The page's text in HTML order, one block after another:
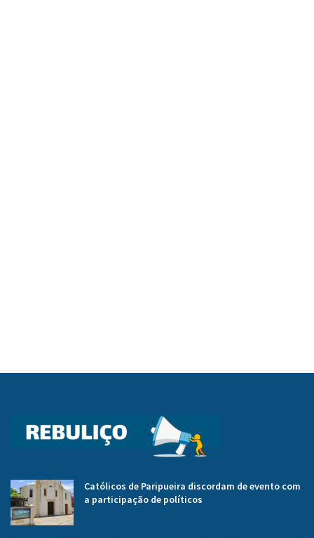
Católicos de Paripueira discordam de evento com
a participação de políticos